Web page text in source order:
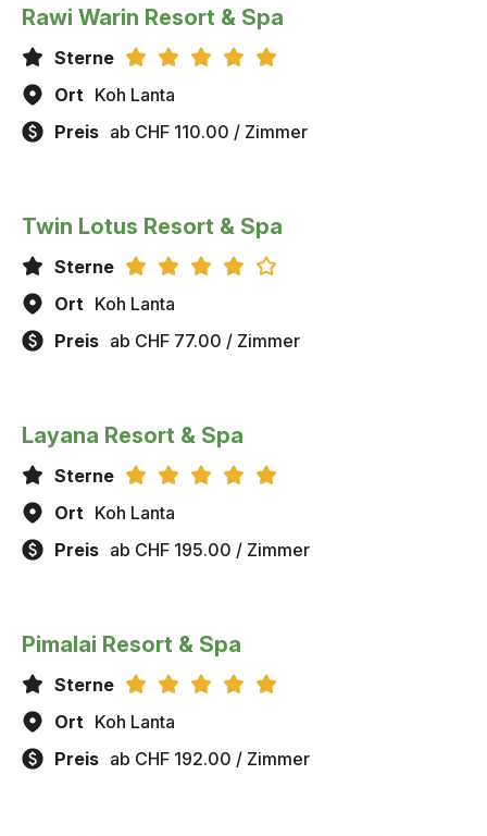
Rawi Warin Resort & Spa
Sterne
Ort Koh Lanta
Preis ab CHF 110.00 / Zimmer
Twin Lotus Resort & Spa
Sterne
Ort Koh Lanta
Preis ab CHF 77.00 / Zimmer
Layana Resort & Spa
Sterne
Ort Koh Lanta
Preis ab CHF 195.00 / Zimmer
Pimalai Resort & Spa
Sterne
Ort Koh Lanta
Preis ab CHF 192.00 / Zimmer